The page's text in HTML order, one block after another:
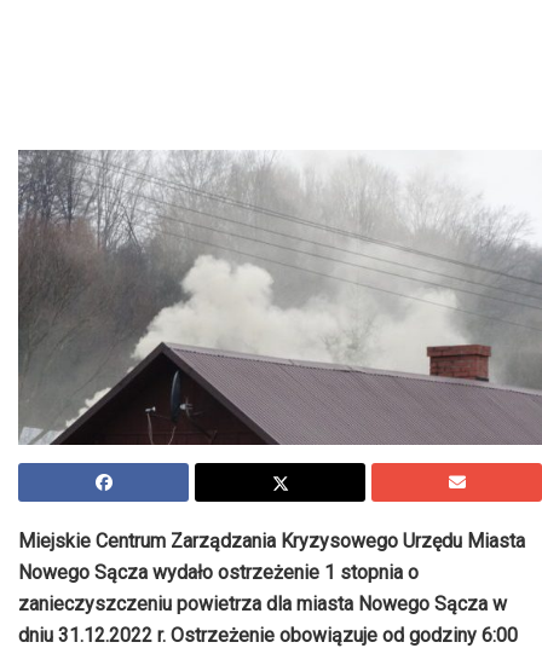
Miejskie Centrum Zarządzania Kryzysowego Urzędu Miasta
Nowego Sącza wydało ostrzeżenie 1 stopnia o
zanieczyszczeniu powietrza dla miasta Nowego Sącza w
dniu 31.12.2022 r. Ostrzeżenie obowiązuje od godziny 6:00